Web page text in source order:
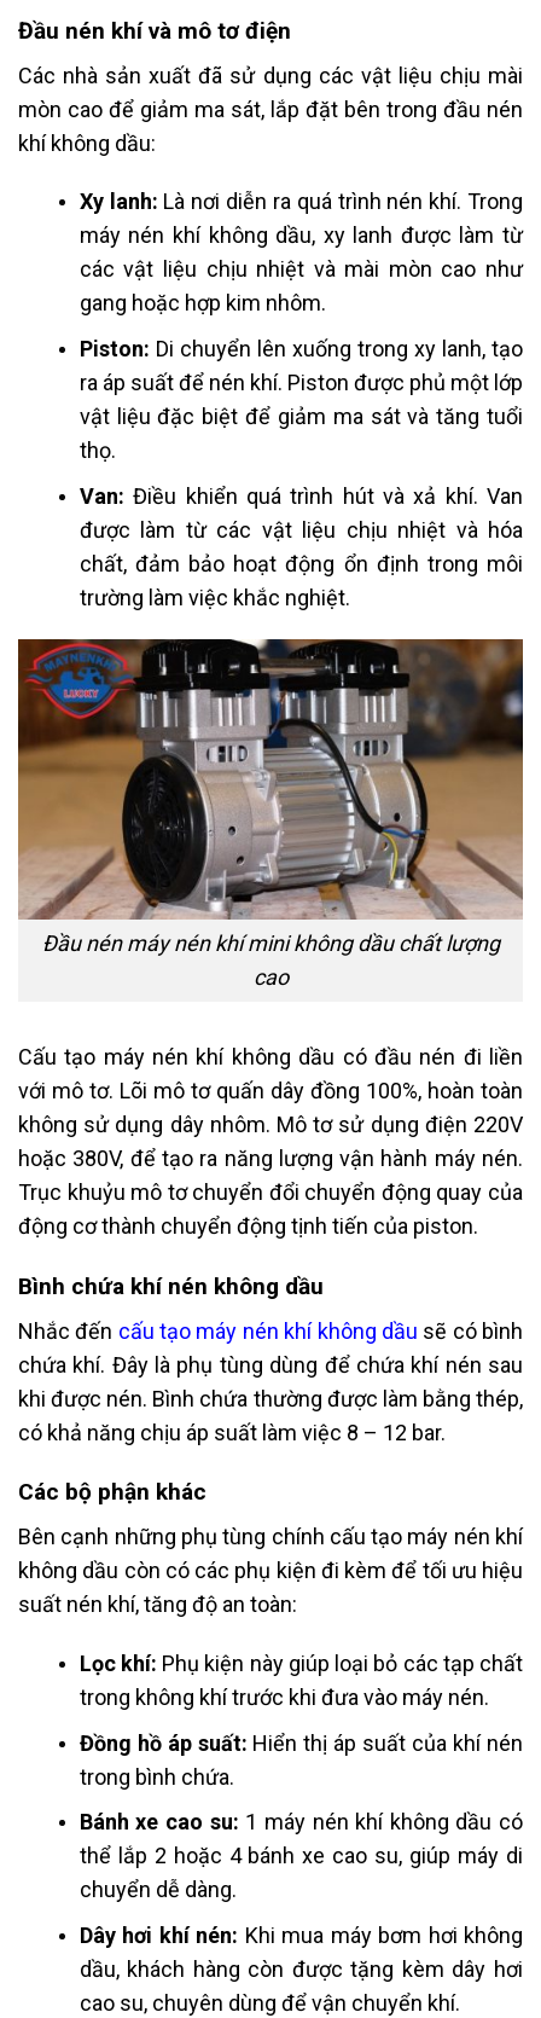
Đầu nén khí và mô tơ điện
Các nhà sản xuất đã sử dụng các vật liệu chịu mài
mòn cao để giảm ma sát, lắp đặt bên trong đầu nén
khí không dầu:
Xy lanh: Là nơi diễn ra quá trình nén khí. Trong
máy nén khí không dầu, xy lanh được làm từ
các vật liệu chịu nhiệt và mài mòn cao như
gang hoặc hợp kim nhôm.
Piston: Di chuyển lên xuống trong xy lanh, tạo
ra áp suất để nén khí. Piston được phủ một lớp
vật liệu đặc biệt để giảm ma sát và tăng tuổi
thọ.
Van:Điều khiển quá trình hút và xả khí. Van
được làm từ các vật liệu chịu nhiệt và hóa
chất, đảm bảo hoạt động ổn định trong môi
trường làm việc khắc nghiệt.
Đầu nén máy nén khí mini không dầu chất lượng
cao
Cấu tạo máy nén khí không dầu có đầu nén đi liền
với mô tơ. Lõi mô tơ quấn dây đồng 100%, hoàn toàn
không sử dụng dây nhôm. Mô tơ sử dụng điện 220V
hoặc 380V, để tạo ra năng lượng vận hành máy nén.
Trục khuỷu mô tơ chuyển đổi chuyển động quay của
động cơ thành chuyển động tịnh tiến của piston.
Bình chứa khí nén không dầu
Nhắc đến cấu tạo máy nén khí không dầu sẽ có bình
chứa khí. Đây là phụ tùng dùng để chứa khí nén sau
khi được nén. Bình chứa thường được làm bằng thép,
có khả năng chịu áp suất làm việc 8 – 12 bar.
Các bộ phận khác
Bên cạnh những phụ tùng chính cấu tạo máy nén khí
không dầu còn có các phụ kiện đi kèm để tối ưu hiệu
suất nén khí, tăng độ an toàn:
Lọc khí: Phụ kiện này giúp loại bỏ các tạp chất
trong không khí trước khi đưa vào máy nén.
Đồng hồ áp suất: Hiển thị áp suất của khí nén
trong bình chứa.
Bánh xe cao su: 1 máy nén khí không dầu có
thể lắp 2 hoặc 4 bánh xe cao su, giúp máy di
chuyển dễ dàng.
Dây hơi khí nén: Khi mua máy bơm hơi không
dầu, khách hàng còn được tặng kèm dây hơi
cao su, chuyên dùng để vận chuyển khí.